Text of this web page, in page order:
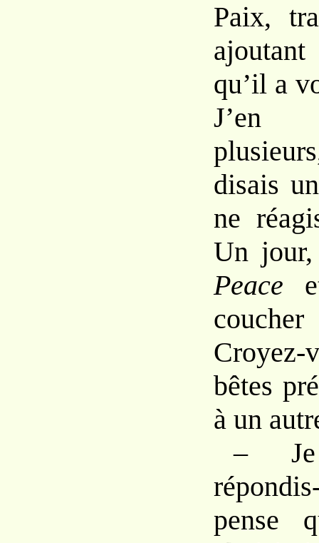
Paix,
qu’il a
plu
disais
ne
Un
Peace
bêtes
à un
–
pense